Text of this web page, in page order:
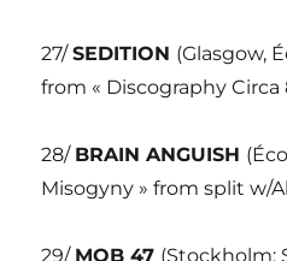
27/SEDITION (Glasgow,
from « Discography Circa
28/ BRAIN ANGUISH
Misogyny » from split w/
29/ MOB 47 (Stockholm;